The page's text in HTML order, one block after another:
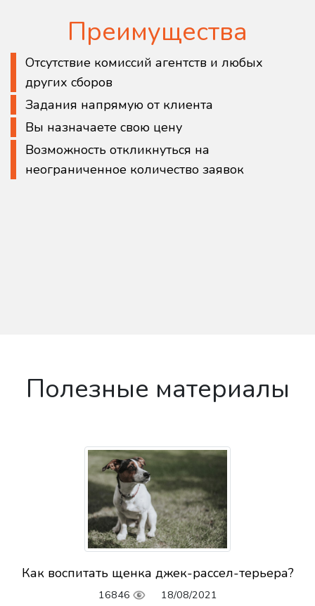
Преимущества
Отсутствие комиссий агентств и любых
других сборов
Задания напрямую от клиента
Вы назначаете свою цену
Возможность откликнуться на
неограниченное количество заявок
Полезные материалы
Как воспитать щенка джек-рассел-терьера?
16846 18/08/2021